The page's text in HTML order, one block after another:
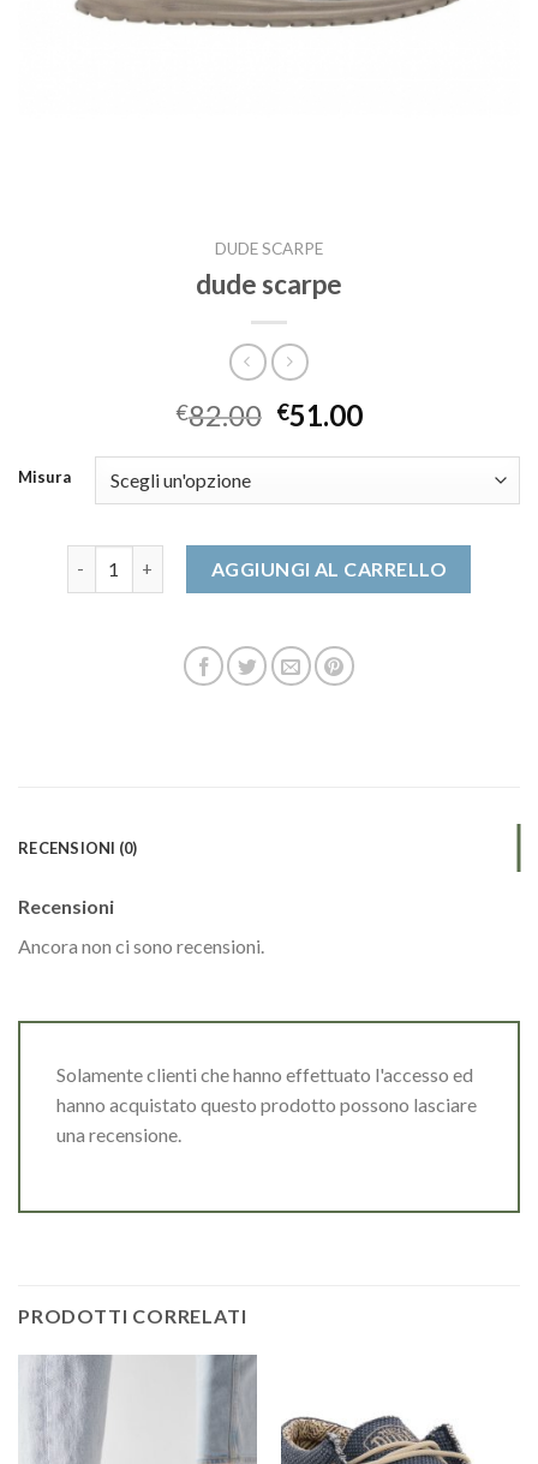
DUDE SCARPE
dude scarpe
€82.00 €51.00
Misura
AGGIUNGI AL CARRELLO
RECENSIONI (0)
Recensioni
Ancora non ci sono recensioni.
Solamente clienti che hanno effettuato l'accesso ed
hanno acquistato questo prodotto possono lasciare
una recensione.
PRODOTTI CORRELATI